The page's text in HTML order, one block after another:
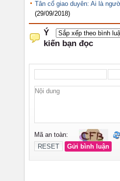
Tân cổ giao duyên: Ai là
(29/09/2018)